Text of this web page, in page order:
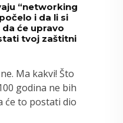
“networking
i da li si
će upravo
tvoj zaštitni
Ma kakvi! Što
godina ne bih
će to postati dio